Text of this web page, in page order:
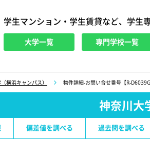
学生マンション・学生賃貸など、学生
大学一覧 専門学校一覧
横浜キャンパス） 物件詳細-お問い合せ番号【R-
神奈川大
偏差値を調べる 過去問を調べる